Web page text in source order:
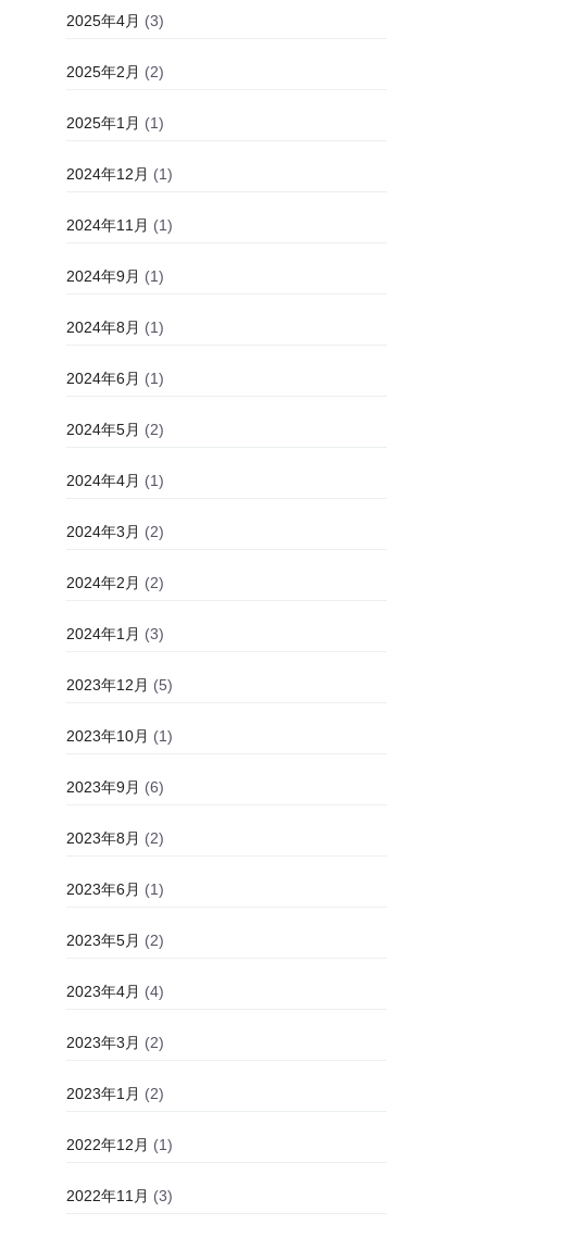
2025年4月 (3)
2025年2月 (2)
2025年1月 (1)
2024年12月 (1)
2024年11月 (1)
2024年9月 (1)
2024年8月 (1)
2024年6月 (1)
2024年5月 (2)
2024年4月 (1)
2024年3月 (2)
2024年2月 (2)
2024年1月 (3)
2023年12月 (5)
2023年10月 (1)
2023年9月 (6)
2023年8月 (2)
2023年6月 (1)
2023年5月 (2)
2023年4月 (4)
2023年3月 (2)
2023年1月 (2)
2022年12月 (1)
2022年11月 (3)